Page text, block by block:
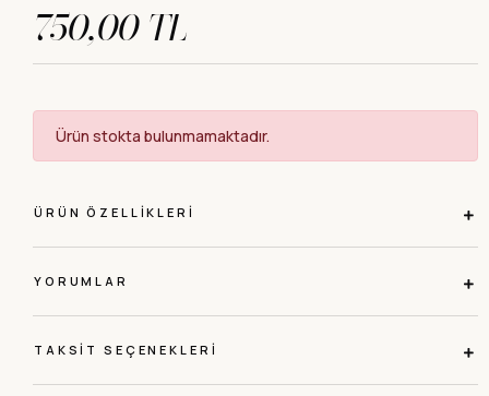
750,00 TL
Ürün stokta bulunmamaktadır.
ÜRÜN ÖZELLIKLERI
YORUMLAR
TAKSIT SEÇENEKLERI